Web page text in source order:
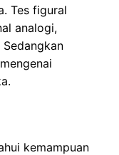
Tes figural
analogi,
kemampuan